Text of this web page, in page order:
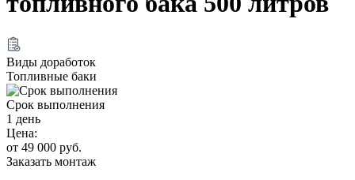
Виды доработок
Топливные баки
Срок выполнения
1 день
Цена:
от 49 000 руб.
Заказать монтаж